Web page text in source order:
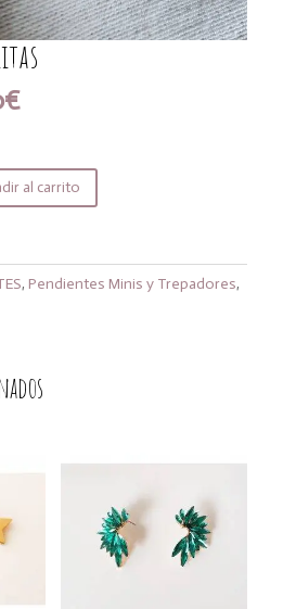
€El
es:
11,20€.
al carrito
, Pendientes Minis y Trepadores,